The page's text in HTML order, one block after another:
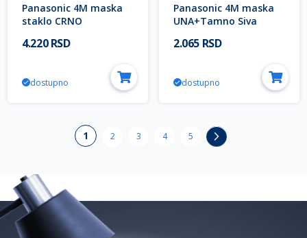
Panasonic 4M maska
staklo CRNO
Thea ULTIMA Modular
4.220 RSD
dostupno
Panasonic 4M maska
UNA+Tamno Siva
Thea SISTEMA
2.065 RSD
dostupno
You're
1 Page
2 Page
3 Page
4 Page
5 Page
Sledeće